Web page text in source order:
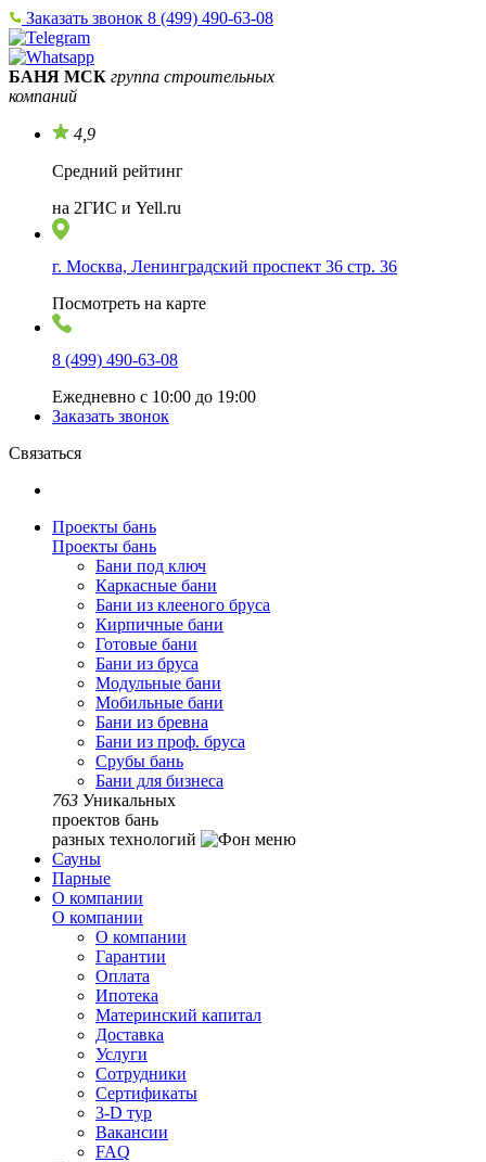
Заказать звонок 8 (499) 490-63-08
БАНЯ МСК группа строительных
компаний
4,9
Средний рейтинг
на 2ГИС и Yell.ru
г. Москва, Ленинградский проспект 36 стр. 36
Посмотреть на карте
8 (499) 490-63-08
Ежедневно с 10:00 до 19:00
Заказать звонок
Связаться
Проекты бань
Проекты бань
Бани под ключ
Каркасные бани
Бани из клееного бруса
Кирпичные бани
Готовые бани
Бани из бруса
Модульные бани
Мобильные бани
Бани из бревна
Бани из проф. бруса
Срубы бань
Бани для бизнеса
763 Уникальных
проектов бань
разных технологий
Сауны
Парные
О компании
О компании
О компании
Гарантии
Оплата
Ипотека
Материнский капитал
Доставка
Услуги
Сотрудники
Сертификаты
3-D тур
Вакансии
FAQ